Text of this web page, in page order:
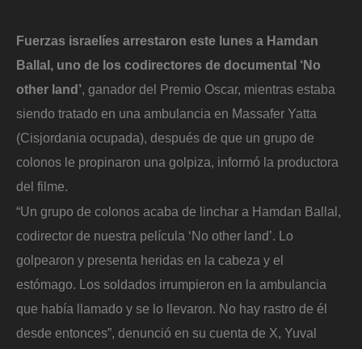
Fuerzas israelíes arrestaron este lunes a Hamdan
Ballal, uno de los codirectores de documental ‘No
other land’, ganador del Premio Oscar, mientras estaba
siendo tratado en una ambulancia en Massafer Yatta
(Cisjordania ocupada), después de que un grupo de
colonos le propinaron una golpiza, informó la productora
del filme.
“Un grupo de colonos acaba de linchar a Hamdan Ballal,
codirector de nuestra película ‘No other land’. Lo
golpearon y presenta heridas en la cabeza y el
estómago. Los soldados irrumpieron en la ambulancia
que había llamado y se lo llevaron. No hay rastro de él
desde entonces”, denunció en su cuenta de X, Yuval